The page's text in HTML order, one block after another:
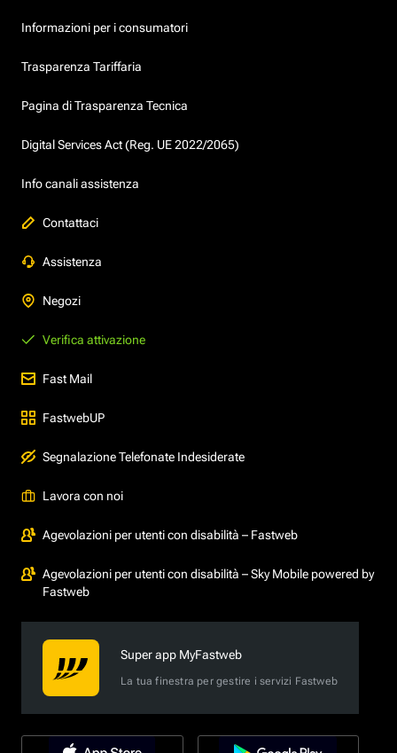
Informazioni per i consumatori
Trasparenza Tariffaria
Pagina di Trasparenza Tecnica
Digital Services Act (Reg. UE 2022/2065)
Info canali assistenza
Contattaci
Assistenza
Negozi
Verifica attivazione
Fast Mail
FastwebUP
Segnalazione Telefonate Indesiderate
Lavora con noi
Agevolazioni per utenti con disabilità – Fastweb
Agevolazioni per utenti con disabilità – Sky Mobile powered by
Fastweb
Super app MyFastweb
La tua finestra per gestire i servizi Fastweb